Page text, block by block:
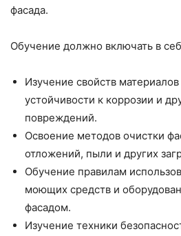
фасада.
Обучение должно включать в
Изучение свойств
устойчивости к коррозии и
повреждений.
Освоение методов очистки
отложений, пыли и других
Обучение правилам
моющих средств и
фасадом.
Изучение техники